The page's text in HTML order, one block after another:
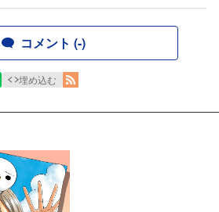
コメント (-)
埋め込む